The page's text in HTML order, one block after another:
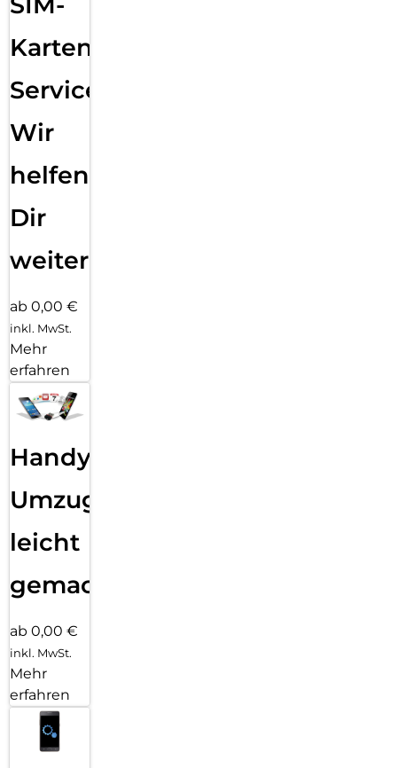
Karten
Service:
Wir
helfen
Dir
weiter
ab 0,00 €
inkl. MwSt.
Mehr
erfahren
Handy
Umzug
leicht
gemacht!
ab 0,00 €
inkl. MwSt.
Mehr
erfahren